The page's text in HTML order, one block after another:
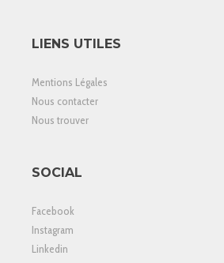
LIENS UTILES
Mentions Légales
Nous contacter
Nous trouver
SOCIAL
Facebook
Instagram
Linkedin